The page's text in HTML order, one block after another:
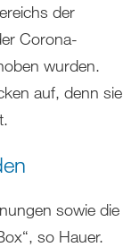
der
Corona-
wurden.
auf, denn sie
sowie die
so Hauer.